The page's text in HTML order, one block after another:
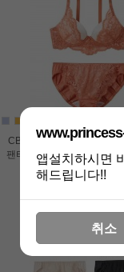
CB575 배색디자인 몰드
팬티 세트 65AAA-100H(펄
브라운)
앱설치하시면
해드립니다!!
취소